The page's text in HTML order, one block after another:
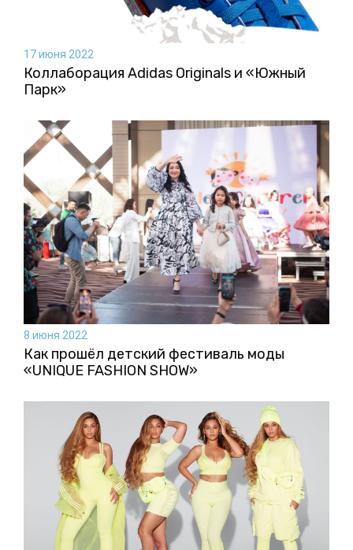
17 июня 2022
Коллаборация Аdidas Originals и «Южный
Парк»
8 июня 2022
Как прошёл детский фестиваль моды
«UNIQUE FASHION SHOW»